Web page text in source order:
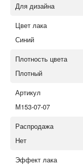
Для дизайна
Цвет лака
Синий
Плотность цвета
Плотный
Артикул
М153-07-07
Распродажа
Нет
Эффект лака